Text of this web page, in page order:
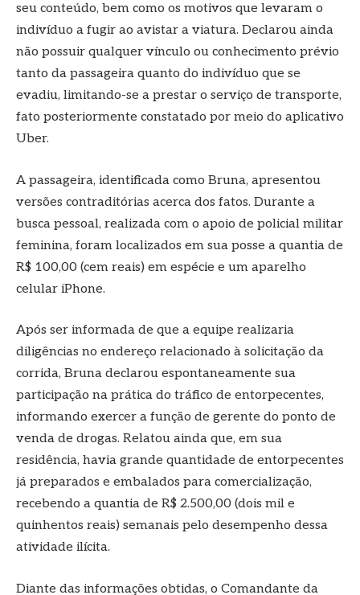
seu conteúdo, bem como os motivos que levaram o
indivíduo a fugir ao avistar a viatura. Declarou ainda
não possuir qualquer vínculo ou conhecimento prévio
tanto da passageira quanto do indivíduo que se
evadiu, limitando-se a prestar o serviço de transporte,
fato posteriormente constatado por meio do aplicativo
Uber.
A passageira, identificada como Bruna, apresentou
versões contraditórias acerca dos fatos. Durante a
busca pessoal, realizada com o apoio de policial militar
feminina, foram localizados em sua posse a quantia de
R$ 100,00 (cem reais) em espécie e um aparelho
celular iPhone.
Após ser informada de que a equipe realizaria
diligências no endereço relacionado à solicitação da
corrida, Bruna declarou espontaneamente sua
participação na prática do tráfico de entorpecentes,
informando exercer a função de gerente do ponto de
venda de drogas. Relatou ainda que, em sua
residência, havia grande quantidade de entorpecentes
já preparados e embalados para comercialização,
recebendo a quantia de R$ 2.500,00 (dois mil e
quinhentos reais) semanais pelo desempenho dessa
atividade ilícita.
Diante das informações obtidas, o Comandante da